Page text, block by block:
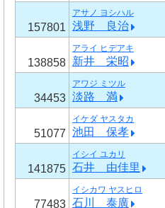
157801
アサノ ヨシハル
浅野 良治
138858
アライ ヒデアキ
新井 栄昭
34453
アワジ ミツル
淡路 満
51077
イケダ ヤスタカ
池田 保孝
141875
イシイ ユカリ
石井 由佳里
77483
イシカワ ヤスヒロ
石川 泰廣